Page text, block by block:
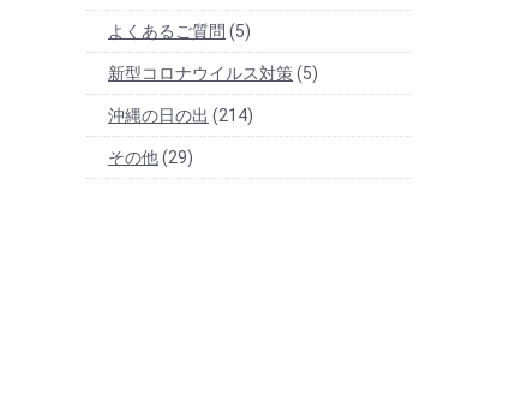
よくあるご質問 (5)
新型コロナウイルス対策(5)
沖縄の日の出 (214)
その他(29)